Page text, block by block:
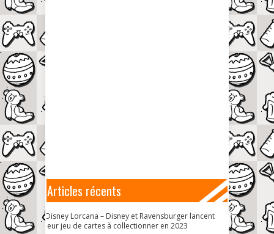
Articles récents
Disney Lorcana – Disney et Ravensburger lancent
leur jeu de cartes à collectionner en 2023